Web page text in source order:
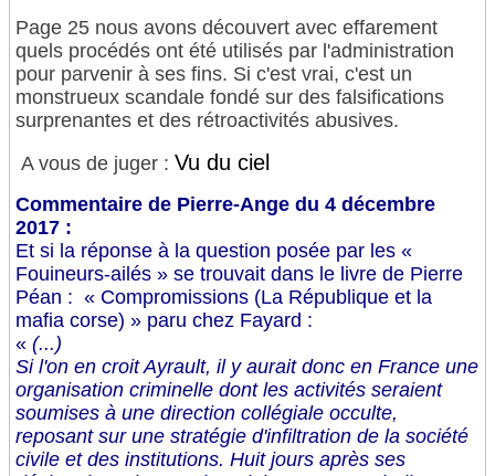
Page 25 nous avons découvert avec effarement
quels procédés ont été utilisés par l'administration
pour parvenir à ses fins. Si c'est vrai, c'est un
monstrueux scandale fondé sur des falsifications
surprenantes et des rétroactivités abusives.
A vous de juger : Vu du ciel
Commentaire de Pierre-Ange du 4 décembre
2017 :
Et si la réponse à la question posée par les «
Fouineurs-ailés » se trouvait dans le livre de Pierre
Péan : « Compromissions (La République et la
mafia corse) » paru chez Fayard :
« (...)
Si l'on en croit Ayrault, il y aurait donc en France une
organisation criminelle dont les activités seraient
soumises à une direction collégiale occulte,
reposant sur une stratégie d'infiltration de la société
civile et des institutions. Huit jours après ses